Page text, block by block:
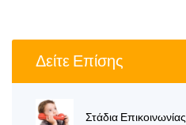
Δείτε Επίσης
Στάδια Επικοινωνίας